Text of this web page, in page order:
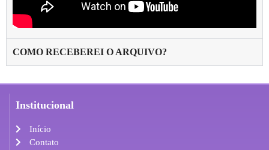
COMO RECEBEREI O ARQUIVO?
Institucional
Início
Contato